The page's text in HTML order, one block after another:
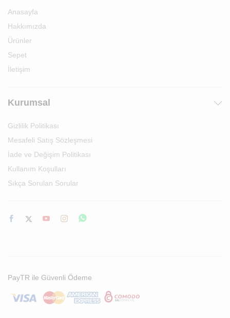
Anasayfa
Hakkımızda
Ürünler
Sepet
İletişim
Kurumsal
Gizlilik Politikası
Mesafeli Satış Sözleşmesi
İade ve Değişim Politikası
Kullanım Koşulları
Sıkça Sorulan Sorular
PayTR ile Güvenli Ödeme